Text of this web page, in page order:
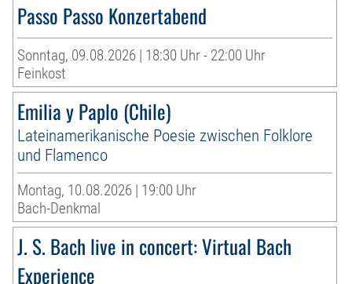
Passo Passo Konzertabend
Sonntag, 09.08.2026 | 18:30 Uhr - 22:00 Uhr
Feinkost
Emilia y Paplo (Chile)
Lateinamerikanische Poesie zwischen Folklore
und Flamenco
Montag, 10.08.2026 | 19:00 Uhr
Bach-Denkmal
J. S. Bach live in concert: Virtual Bach
Experience